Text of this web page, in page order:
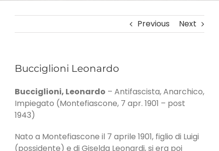
Previous Next
Bucciglioni Leonardo
Bucciglioni, Leonardo – Antifascista, Anarchico,
Impiegato (Montefiascone, 7 apr. 1901 – post
1943)
Nato a Montefiascone il 7 aprile 1901, figlio di Luigi
(possidente) e di Giselda Leonardi, si era poi